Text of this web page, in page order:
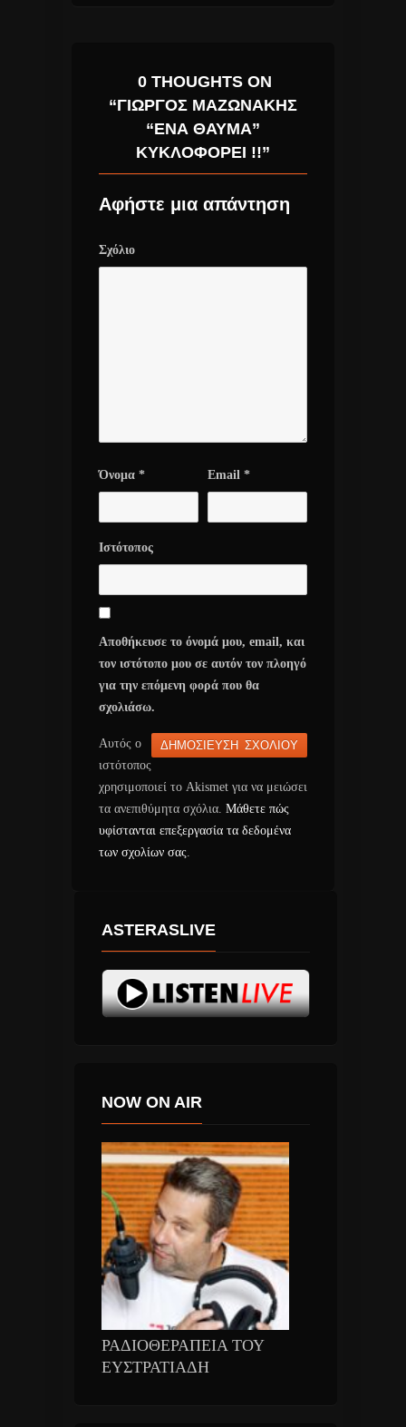
0 THOUGHTS ON
“ΓΙΏΡΓΟΣ ΜΑΖΩΝΆΚΗΣ
“ΈΝΑ ΘΑΎΜΑ”
ΚΥΚΛΟΦΟΡΕΊ !!”
Αφήστε μια απάντηση
Σχόλιο
Όνομα * Email *
Ιστότοπος
Αποθήκευσε το όνομά μου, email, και
τον ιστότοπο μου σε αυτόν τον πλοηγό
για την επόμενη φορά που θα
σχολιάσω.
Αυτός ο
ιστότοπος
χρησιμοποιεί το Akismet για να μειώσει
τα ανεπιθύμητα σχόλια. Μάθετε πώς
υφίστανται επεξεργασία τα δεδομένα
των σχολίων σας
ASTERASLIVE
NOW ON AIR
ΡΑΔΙΟΘΕΡΑΠΕΙΑ ΤΟΥ
ΕΥΣΤΡΑΤΙΑΔΗ